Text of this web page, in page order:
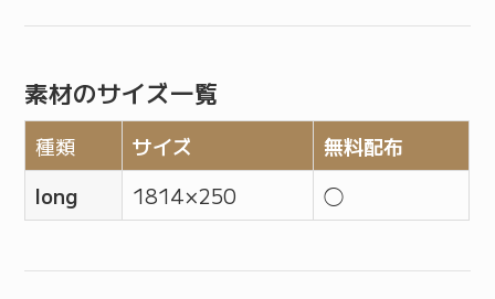
素材のサイズ一覧
種類 サイズ
無料配布
long
1814 × 250 ◯